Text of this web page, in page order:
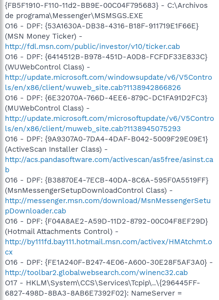
{FB5F1910-F110-11d2-BB9E-00C04F795683} - C:\Archivos
de programa\Messenger\MSMSGS.EXE
O16 - DPF: {53A1630A-DB38-4316-B18F-911719E1F66E}
(MSN Money Ticker) -
http://fdl.msn.com/public/investor/v10/ticker.cab
O16 - DPF: {6414512B-B978-451D-A0D8-FCFDF33E833C}
(WUWebControl Class) -
http://update.microsoft.com/windowsupdate/v6/V5Contro
ls/en/x86/client/wuweb_site.cab?1138942866826
O16 - DPF: {6E32070A-766D-4EE6-879C-DC1FA91D2FC3}
(MUWebControl Class) -
http://update.microsoft.com/microsoftupdate/v6/V5Contro
ls/en/x86/client/muweb_site.cab?1138945075293
O16 - DPF: {9A9307A0-7DA4-4DAF-B042-5009F29E09E1}
(ActiveScan Installer Class) -
http://acs.pandasoftware.com/activescan/as5free/asinst.ca
b
O16 - DPF: {B38870E4-7ECB-40DA-8C6A-595F0A5519FF}
(MsnMessengerSetupDownloadControl Class) -
http://messenger.msn.com/download/MsnMessengerSetu
pDownloader.cab
O16 - DPF: {F04A8AE2-A59D-11D2-8792-00C04F8EF29D}
(Hotmail Attachments Control) -
http://by111fd.bay111.hotmail.msn.com/activex/HMAtchmt.o
cx
O16 - DPF: {FE1A240F-B247-4E06-A600-30E28F5AF3A0} -
http://toolbar2.globalwebsearch.com/winenc32.cab
O17 - HKLM\System\CCS\Services\Tcpip\..\{296445FF-
6827-498D-8BA3-8AB6E7392F02}: NameServer =